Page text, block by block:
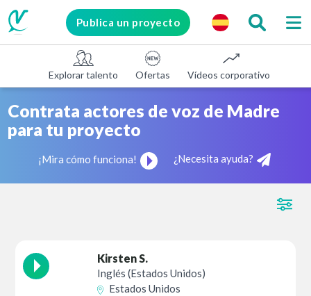
Publica un proyecto
Explorar talento Ofertas Vídeos corporativos
Contrata actores de voz de Madre
para tu proyecto
¡Mira cómo funciona! ¿Necesita ayuda?
Kirsten S.
Inglés (Estados Unidos)
Estados Unidos